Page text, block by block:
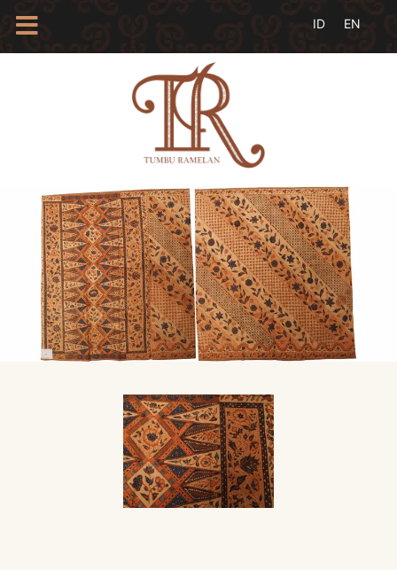
PROFIL
INSAN
BATIK
KAMUS
BATIK
KATALOG
BATIK
TANYA